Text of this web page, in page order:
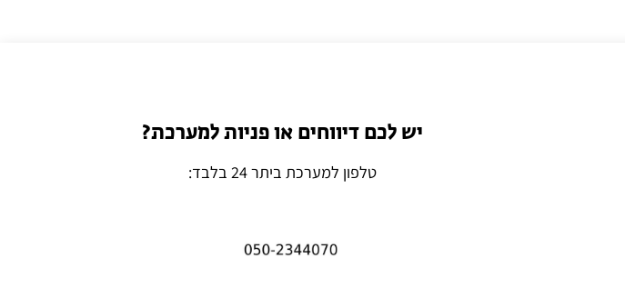
יש לכם דיווחים או פניות למערכת?
טלפון למערכת ביתר 24 בלבד: